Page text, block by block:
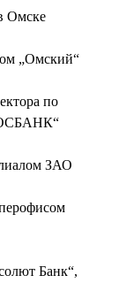
Омске
„Омский“
по
ЗАО
Банк“,